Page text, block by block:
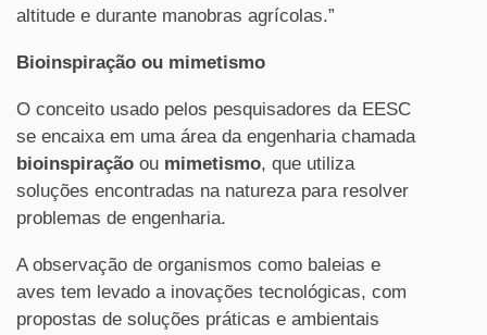
altitude e durante manobras agrícolas.”
Bioinspiração ou mimetismo
O conceito usado pelos pesquisadores da EESC
se encaixa em uma área da engenharia chamada
bioinspiração ou mimetismo, que utiliza
soluções encontradas na natureza para resolver
problemas de engenharia.
A observação de organismos como baleias e
aves tem levado a inovações tecnológicas, com
propostas de soluções práticas e ambientais